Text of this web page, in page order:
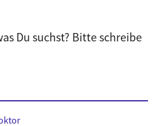
Du suchst? Bitte schreibe